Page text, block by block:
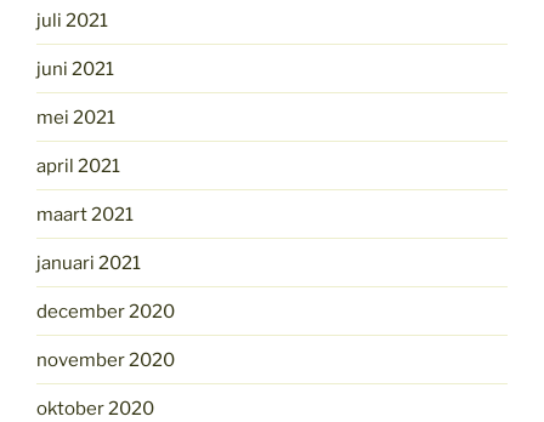
juli 2021
juni 2021
mei 2021
april 2021
maart 2021
januari 2021
december 2020
november 2020
oktober 2020